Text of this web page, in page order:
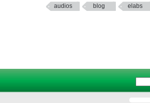
audios blog elabs